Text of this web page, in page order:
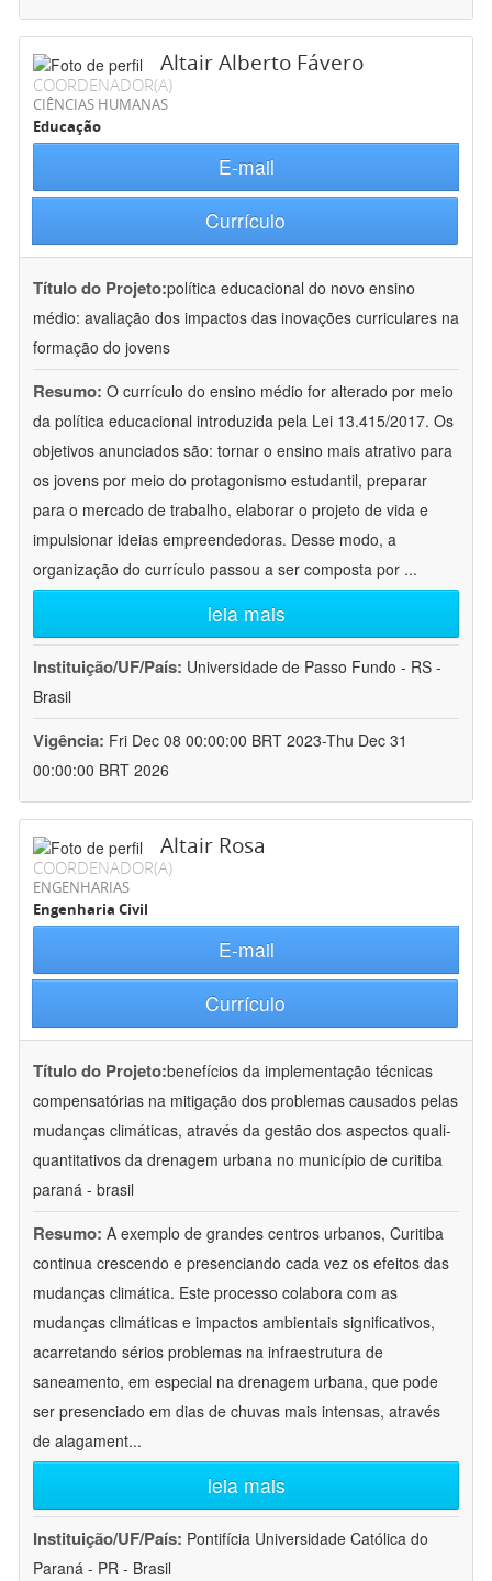
Altair Alberto Fávero
COORDENADOR(A)
CIÊNCIAS HUMANAS
Educação
E-mail
Currículo
Título do Projeto:política educacional do novo ensino
médio: avaliação dos impactos das inovações curriculares na
formação do jovens
Resumo: O currículo do ensino médio for alterado por meio
da política educacional introduzida pela Lei 13.415/2017. Os
objetivos anunciados são: tornar o ensino mais atrativo para
os jovens por meio do protagonismo estudantil, preparar
para o mercado de trabalho, elaborar o projeto de vida e
impulsionar ideias empreendedoras. Desse modo, a
organização do currículo passou a ser composta por ...
leia mais
Instituição/UF/País: Universidade de Passo Fundo - RS -
Brasil
Vigência: Fri Dec 08 00:00:00 BRT 2023-Thu Dec 31
00:00:00 BRT 2026
Altair Rosa
COORDENADOR(A)
ENGENHARIAS
Engenharia Civil
E-mail
Currículo
Título do Projeto:benefícios da implementação técnicas
compensatórias na mitigação dos problemas causados pelas
mudanças climáticas, através da gestão dos aspectos quali-
quantitativos da drenagem urbana no município de curitiba 
paraná - brasil
Resumo: A exemplo de grandes centros urbanos, Curitiba
continua crescendo e presenciando cada vez os efeitos das
mudanças climática. Este processo colabora com as
mudanças climáticas e impactos ambientais significativos,
acarretando sérios problemas na infraestrutura de
saneamento, em especial na drenagem urbana, que pode
ser presenciado em dias de chuvas mais intensas, através
de alagament...
leia mais
Instituição/UF/País: Pontifícia Universidade Católica do
Paraná - PR - Brasil